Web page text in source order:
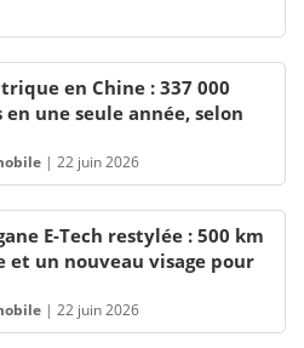
en Chine : 337 000
en une seule année, selon
| 22 juin 2026
E-Tech restylée : 500 km
et un nouveau visage pour
| 22 juin 2026